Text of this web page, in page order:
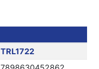
TRL1722